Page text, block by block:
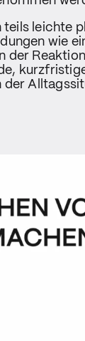
teils leichte
wie
der
der